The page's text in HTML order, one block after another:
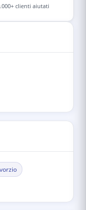
clienti aiutati